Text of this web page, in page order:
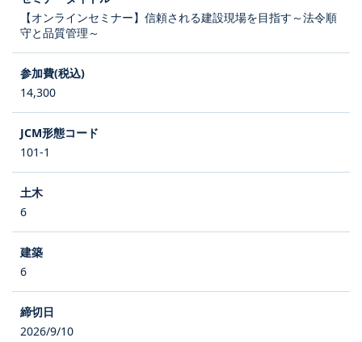
【オンラインセミナー】信頼される建設現場を目指す～法令順
守と品質管理～
14,300
101-1
6
6
2026/9/10